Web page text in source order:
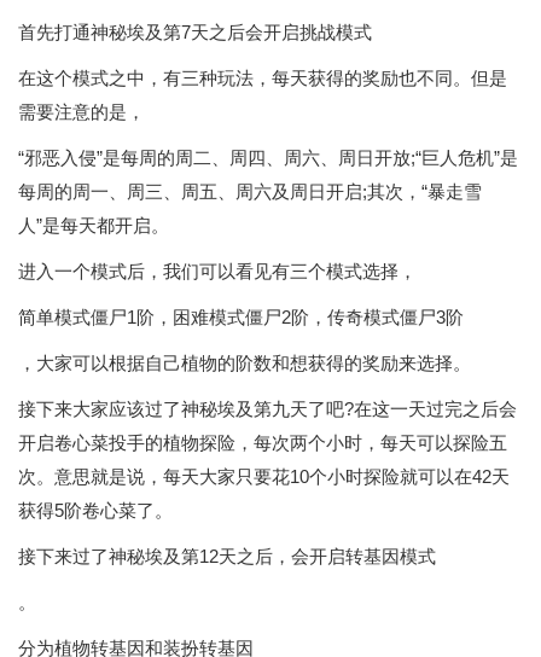
首先打通神秘埃及第7天之后会开启挑战模式
在这个模式之中，有三种玩法，每天获得的奖励也不同。但是
需要注意的是，
“邪恶入侵”是每周的周二、周四、周六、周日开放;“巨人危机”是
每周的周一、周三、周五、周六及周日开启;其次，“暴走雪
人”是每天都开启。
进入一个模式后，我们可以看见有三个模式选择，
简单模式僵尸1阶，困难模式僵尸2阶，传奇模式僵尸3阶
，大家可以根据自己植物的阶数和想获得的奖励来选择。
接下来大家应该过了神秘埃及第九天了吧?在这一天过完之后会
开启卷心菜投手的植物探险，每次两个小时，每天可以探险五
次。意思就是说，每天大家只要花10个小时探险就可以在42天
获得5阶卷心菜了。
接下来过了神秘埃及第12天之后，会开启转基因模式
。
分为植物转基因和装扮转基因